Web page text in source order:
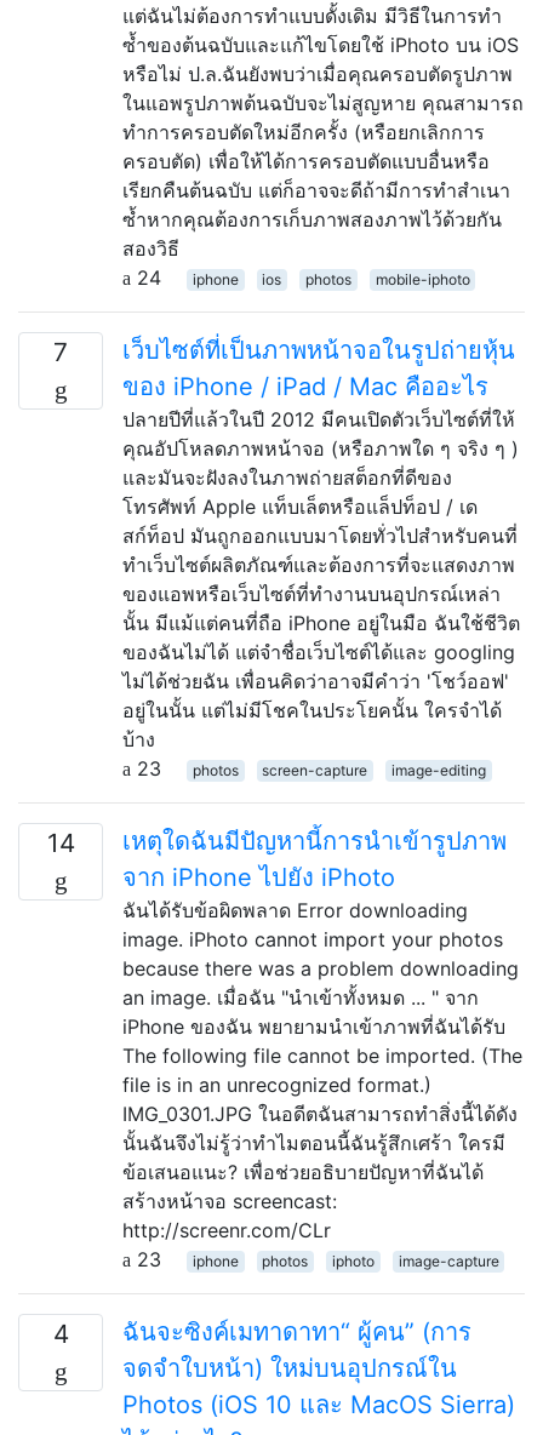
แต่ฉันไม่ต้องการทำแบบดั้งเดิม มีวิธีในการทำ
ซ้ำของต้นฉบับและแก้ไขโดยใช้ iPhoto บน iOS
หรือไม่ ป.ล.ฉันยังพบว่าเมื่อคุณครอบตัดรูปภาพ
ในแอพรูปภาพต้นฉบับจะไม่สูญหาย คุณสามารถ
ทำการครอบตัดใหม่อีกครั้ง (หรือยกเลิกการ
ครอบตัด) เพื่อให้ได้การครอบตัดแบบอื่นหรือ
เรียกคืนต้นฉบับ แต่ก็อาจจะดีถ้ามีการทำสำเนา
ซ้ำหากคุณต้องการเก็บภาพสองภาพไว้ด้วยกัน
สองวิธี
24
iphone ios photos mobile-iphoto
7
เว็บไซต์ที่เป็นภาพหน้าจอในรูปถ่ายหุ้น
ของ iPhone / iPad / Mac คืออะไร
ปลายปีที่แล้วในปี 2012 มีคนเปิดตัวเว็บไซต์ที่ให้
คุณอัปโหลดภาพหน้าจอ (หรือภาพใด ๆ จริง ๆ )
และมันจะฝังลงในภาพถ่ายสต็อกที่ดีของ
โทรศัพท์ Apple แท็บเล็ตหรือแล็ปท็อป / เด
สก์ท็อป มันถูกออกแบบมาโดยทั่วไปสำหรับคนที่
ทำเว็บไซต์ผลิตภัณฑ์และต้องการที่จะแสดงภาพ
ของแอพหรือเว็บไซต์ที่ทำงานบนอุปกรณ์เหล่า
นั้น มีแม้แต่คนที่ถือ iPhone อยู่ในมือ ฉันใช้ชีวิต
ของฉันไม่ได้ แต่จำชื่อเว็บไซต์ได้และ googling
ไม่ได้ช่วยฉัน เพื่อนคิดว่าอาจมีคำว่า 'โชว์ออฟ'
อยู่ในนั้น แต่ไม่มีโชคในประโยคนั้น ใครจำได้
บ้าง
23
photos screen-capture image-editing
14
เหตุใดฉันมีปัญหานี้การนำเข้ารูปภาพ
จาก iPhone ไปยัง iPhoto
ฉันได้รับข้อผิดพลาด Error downloading
image. iPhoto cannot import your photos
because there was a problem downloading
an image. เมื่อฉัน "นำเข้าทั้งหมด ... " จาก
iPhone ของฉัน พยายามนำเข้าภาพที่ฉันได้รับ
The following file cannot be imported. (The
file is in an unrecognized format.)
IMG_0301.JPG ในอดีตฉันสามารถทำสิ่งนี้ได้ดัง
นั้นฉันจึงไม่รู้ว่าทำไมตอนนี้ฉันรู้สึกเศร้า ใครมี
ข้อเสนอแนะ? เพื่อช่วยอธิบายปัญหาที่ฉันได้
สร้างหน้าจอ screencast:
http://screenr.com/CLr
23
iphone photos iphoto image-capture
4
ฉันจะซิงค์เมทาดาทา“ ผู้คน” (การ
จดจำใบหน้า) ใหม่บนอุปกรณ์ใน
Photos (iOS 10 และ MacOS Sierra)